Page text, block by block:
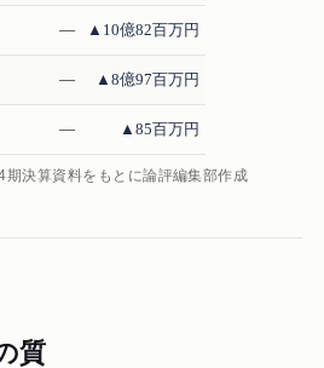
— ▲10億82百万円
— ▲8億97百万円
— ▲85百万円
決算資料をもとに論評編集部作成
質